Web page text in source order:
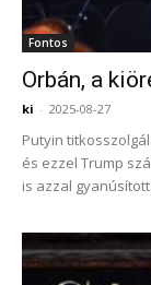
Fontos
Orbán, a
ki - 2025-08-27
Putyin
és ezzel Trump
is azzal